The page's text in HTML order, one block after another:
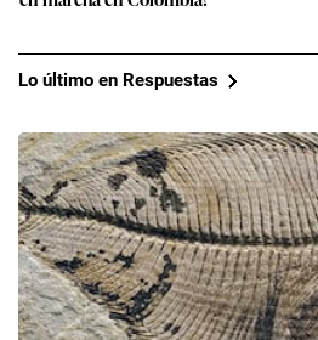
Lo último en Respuestas